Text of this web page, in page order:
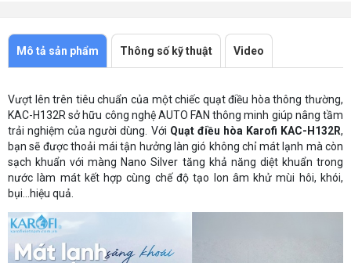
Mô tả sản phẩm Thông số kỹ thuật Video
Vượt lên trên tiêu chuẩn của một chiếc quạt điều hòa thông thường,
KAC-H132R sở hữu công nghệ AUTO FAN thông minh giúp nâng tầm
trải nghiệm của người dùng. Với Quạt điều hòa Karofi KAC-H132R,
bạn sẽ được thoải mái tận hưởng làn gió không chỉ mát lạnh mà còn
sạch khuẩn với màng Nano Silver tăng khả năng diệt khuẩn trong
nước làm mát kết hợp cùng chế độ tạo Ion âm khử mùi hôi, khói,
bụi...hiệu quả.